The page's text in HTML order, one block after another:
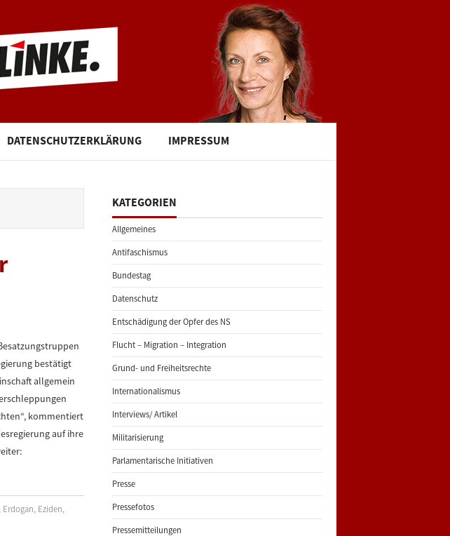
DATENSCHUTZERKLÄRUNG IMPRESSUM
bestätigt
allgemein
kommentiert
auf ihre
, Erdogan, Eziden,
KATEGORIEN
Allgemeines
Antifaschismus
Bundestag
Datenschutz
Entschädigung der Opfer des NS
Flucht – Migration – Integration
Grund- und Freiheitsrechte
Internationalismus
Interviews/ Artikel
Militarisierung
Parlamentarische Initiativen
Presse
Pressefotos
Pressemitteilungen